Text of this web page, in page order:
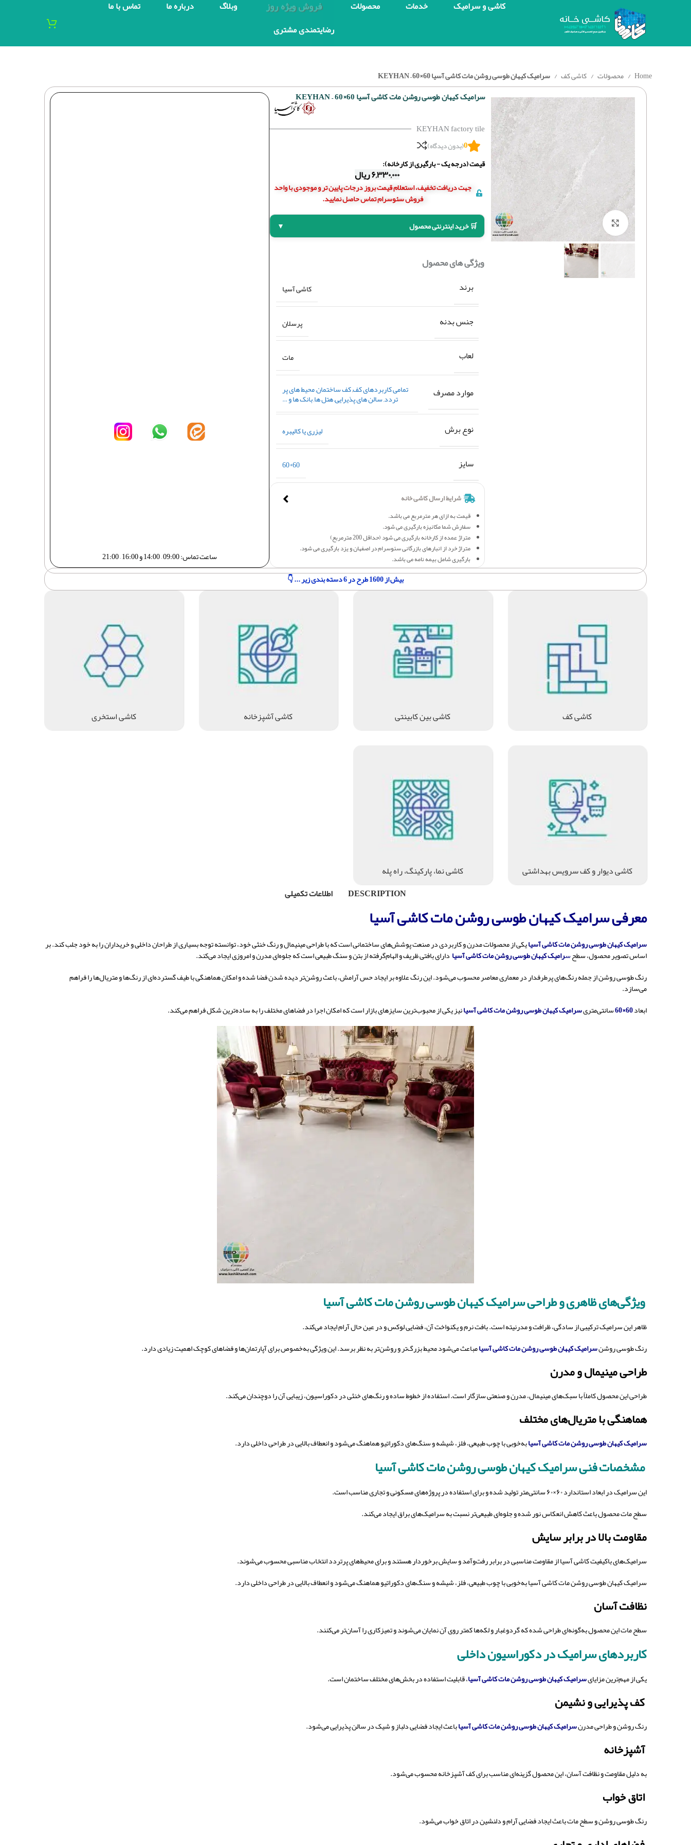
کاشی و سرامیک خدمات محصولات فروش ویژه روز وبلاگ درباره ما تماس با ما
رضایتمندی مشتری
Home محصولات کاشی کف سرامیک کیهان طوسی روشن مات کاشی آسیا 60×60 – KEYHAN
برای بزرگنمایی کلیک کنید
سرامیک کیهان طوسی روشن مات کاشی آسیا 60×60 – KEYHAN
KEYHAN factory tile
0(بدون دیدگاه)
قیمت (درجه یک - بارگیری از کارخانه):
۶,۳۳۰,۰۰۰ریال
جهت دریافت تخفیف، استعلام قیمت بروز درجات پایین تر و موجودی با واحد
فروش سئوسرام تماس حاصل نمایید.
🛒 خرید اینترنتی محصول
▼
ویژگی های محصول
برند کاشی آسیا
جنس بدنه پرسلان
لعاب مات
موارد مصرف تمامی کاربردهای کف,کف ساختمان, محیط های پر
تردد, سالن های پذیرایی, هتل ها, بانک ها و …
نوع برش لیزری یا کالیبره
سایز 60*60
قیمت به ازای هر مترمربع می باشد.
سفارش شما مکانیزه بارگیری می شود.
متراژ عمده از کارخانه بارگیری می شود (حداقل 200 مترمربع)
متراژ خرد از انبارهای بازرگانی سئوسرام در اصفهان و یزد بارگیری می شود.
بارگیری شامل بیمه نامه می باشد.
شرایط ارسال کاشی خانه
ساعت تماس: 09:00 – 14:00 و 16:00 – 21:00
بیش از 1600 طرح در 6 دسته بندی زیر ... 👇
کاشی کف کاشی بین کابینتی کاشی آشپزخانه کاشی استخری
کاشی دیوار و کف سرویس بهداشتی
کاشی نما، پارکینگ، راه پله
DESCRIPTION
اطلاعات تکمیلی
معرفی سرامیک کیهان طوسی روشن مات کاشی آسیا
سرامیک کیهان طوسی روشن مات کاشی آسیایکی از محصولات مدرن و کاربردی در صنعت پوشش‌های ساختمانی است که با طراحی مینیمال و رنگ خنثی خود، توانسته توجه بسیاری از طراحان داخلی و خریداران را به خود جلب کند. بر
اساس تصویر محصول، سطحسرامیک کیهان طوسی روشن مات کاشی آسیا دارای بافتی ظریف و الهام‌گرفته از بتن و سنگ طبیعی است که جلوه‌ای مدرن و امروزی ایجاد می‌کند.
رنگ طوسی روشن از جمله رنگ‌های پرطرفدار در معماری معاصر محسوب می‌شود. این رنگ علاوه بر ایجاد حس آرامش، باعث روشن‌تر دیده شدن فضا شده و امکان هماهنگی با طیف گسترده‌ای از رنگ‌ها و متریال‌ها را فراهم
می‌سازد.
ابعاد60×60 سانتی‌متریسرامیک کیهان طوسی روشن مات کاشی آسیانیز یکی از محبوب‌ترین سایزهای بازار است که امکان اجرا در فضاهای مختلف را به ساده‌ترین شکل فراهم می‌کند.
ویژگی‌های ظاهری و طراحی سرامیک کیهان طوسی روشن مات کاشی آسیا
ظاهر این سرامیک ترکیبی از سادگی، ظرافت و مدرنیته است. بافت نرم و یکنواخت آن، فضایی لوکس و در عین حال آرام ایجاد می‌کند.
رنگ طوسی روشنسرامیک کیهان طوسی روشن مات کاشی آسیامباعث می‌شود محیط بزرگ‌تر و روشن‌تر به نظر برسد. این ویژگی به‌خصوص برای آپارتمان‌ها و فضاهای کوچک اهمیت زیادی دارد.
طراحی مینیمال و مدرن
طراحی این محصول کاملاً با سبک‌های مینیمال، مدرن و صنعتی سازگار است. استفاده از خطوط ساده و رنگ‌های خنثی در دکوراسیون، زیبایی آن را دوچندان می‌کند.
هماهنگی با متریال‌های مختلف
سرامیک کیهان طوسی روشن مات کاشی آسیابه‌خوبی با چوب طبیعی، فلز، شیشه و سنگ‌های دکوراتیو هماهنگمی‌شود و انعطاف بالایی در طراحی داخلی دارد.
مشخصات فنیسرامیک کیهان طوسی روشن مات کاشی آسیا
این سرامیک در ابعاد استاندارد ۶۰×۶۰ سانتی‌متر تولید شده و برای استفاده در پروژه‌های مسکونی و تجاری مناسب است.
سطح مات محصول باعث کاهش انعکاس نور شده و جلوه‌ای طبیعی‌تر نسبت به سرامیک‌های براق ایجاد می‌کند.
مقاومت بالا در برابر سایش
سرامیک‌های باکیفیت کاشی آسیا از مقاومت مناسبی در برابر رفت‌وآمد و سایش برخوردار هستند و برای محیط‌های پرتردد انتخاب مناسبی محسوب می‌شوند.
سرامیک کیهان طوسی روشن مات کاشی آسیا به‌خوبی با چوب طبیعی، فلز، شیشه و سنگ‌های دکوراتیو هماهنگ می‌شود و انعطاف بالایی در طراحی داخلی دارد.
نظافت آسان
سطح مات این محصول به‌گونه‌ای طراحی شده که گردوغبار و لکه‌ها کمتر روی آن نمایان می‌شوند و تمیزکاری را آسان‌تر می‌کنند.
کاربردهای سرامیک در دکوراسیون داخلی
یکی از مهم‌ترین مزایایسرامیک کیهان طوسی روشن مات کاشی آسیا، قابلیت استفاده در بخش‌های مختلف ساختمان است.
کف پذیرایی و نشیمن
رنگ روشن و طراحی مدرنسرامیک کیهان طوسی روشن مات کاشی آسیاباعث ایجاد فضایی دلباز و شیک در سالن پذیرایی می‌شود.
آشپزخانه
به دلیل مقاومت و نظافت آسان، این محصول گزینه‌ای مناسب برای کف آشپزخانه محسوب می‌شود.
اتاق خواب
رنگ طوسی روشن و سطح مات باعث ایجاد فضایی آرام و دلنشین در اتاق خواب می‌شود.